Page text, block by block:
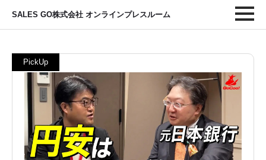
SALES GO株式会社 オンラインプレスルーム